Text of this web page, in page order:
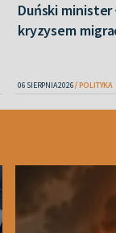
Duński minister
kryzysem
06 SIERPNIA 2026 POLITYKA